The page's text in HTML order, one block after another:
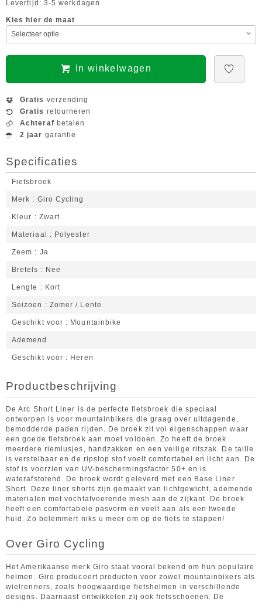
Levertijd: 3-5 werkdagen
Kies hier de maat
In winkelwagen
Gratis verzending
Gratis retourneren
Achteraf betalen
2 jaar garantie
Specificaties
Fietsbroek
Merk Giro Cycling
Kleur Zwart
Materiaal Polyester
Zeem Ja
Bretels Nee
Lengte Kort
Seizoen Zomer / Lente
Geschikt voor Mountainbike
Ademend
Geschikt voor Heren
Productbeschrijving
De Arc Short Liner is de perfecte fietsbroek die speciaal
ontworpen is voor mountainbikers die graag over uitdagende,
bemodderde paden rijden. De broek zit vol eigenschappen waar
een goede fietsbroek aan moet voldoen. Zo heeft de broek
meerdere riemlusjes, handzakken en een veilige ritszak. De taille
is verstelbaar en de ripstop stof voelt comfortabel en licht aan. De
stof is voorzien van UV-beschermingsfactor 50+ en is
waterafstotend. De broek wordt geleverd met een Base Liner
Short. Deze liner shorts zijn gemaakt van lichtgewicht, ademende
materialen met vochtafvoerende mesh aan de zijkant. De broek
heeft een comfortabele pasvorm en voelt aan als een tweede
huid. Zo belemmert niks u meer om op de fiets te stappen!
Over Giro Cycling
Het Amerikaanse merk Giro staat vooral bekend om hun populaire
helmen. Giro produceert producten voor zowel mountainbikers als
wielrenners, zoals hoogwaardige fietshelmen in verschillende
designs. Daarnaast ontwikkelen zij ook fietsschoenen. De